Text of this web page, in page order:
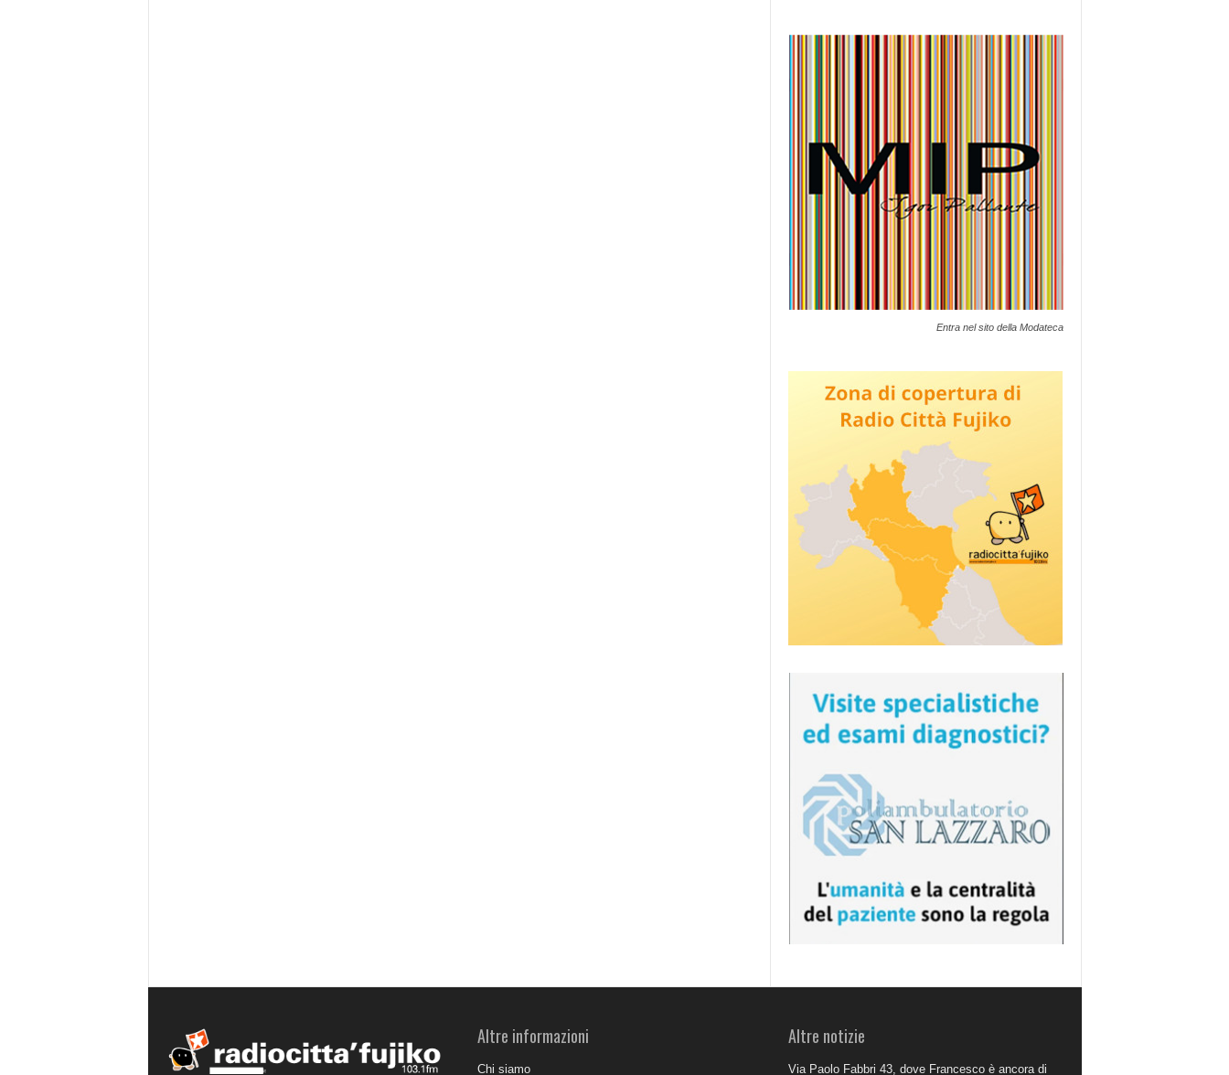
Entra nel sito della Modateca
Altre informazioni
Chi siamo
Altre notizie
Via Paolo Fabbri 43, dove Francesco è ancora di